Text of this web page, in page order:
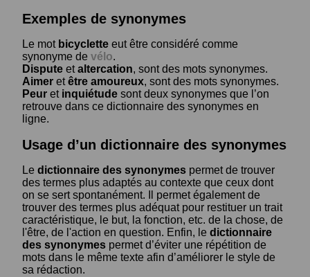
Exemples de synonymes
Le mot bicyclette eut être considéré comme
synonyme de vélo.
Dispute etaltercation, sont des mots synonymes.
Aimer etêtre amoureux, sont des mots synonymes.
Peur et inquiétude sont deux synonymes que l’on
retrouve dans ce dictionnaire des synonymes en
ligne.
Usage d’un dictionnaire des synonymes
Le dictionnaire des synonymes permet de trouver
des termes plus adaptés au contexte que ceux dont
on se sert spontanément. Il permet également de
trouver des termes plus adéquat pour restituer un trait
caractéristique, le but, la fonction, etc. de la chose, de
l'être, de l'action en question. Enfin, le dictionnaire
des synonymes permet d’éviter une répétition de
mots dans le même texte afin d’améliorer le style de
sa rédaction.